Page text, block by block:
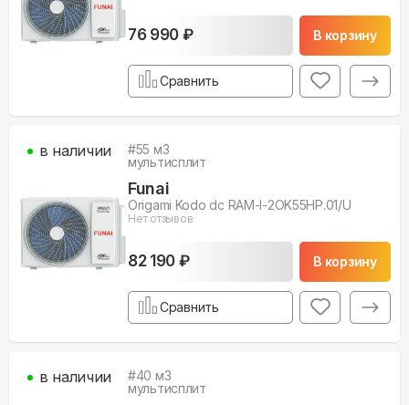
76 990 ₽ В корзину
Сравнить
#55 м3
мультисплит
Funai
Origami Kodo dc RAM-I-2OK55HP.01/U
Нет отзывов
82 190 ₽ В корзину
в наличии
Сравнить
#40 м3
мультисплит
в наличии